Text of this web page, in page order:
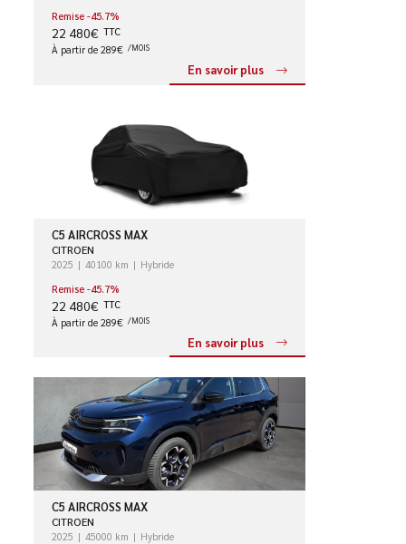
Remise -45.7%
22 480€ TTC
À partir de 289€ /MOIS
En savoir plus
C5 AIRCROSS MAX
CITROEN
2025 40100 km
Hybride
Remise -45.7%
22 480€ TTC
À partir de 289€ /MOIS
En savoir plus
C5 AIRCROSS MAX
CITROEN
2025 45000 km
Hybride